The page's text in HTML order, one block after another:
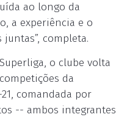
ao longo da
a experiência e o
completa.
o clube volta
da
comandada por
-- ambos integrantes